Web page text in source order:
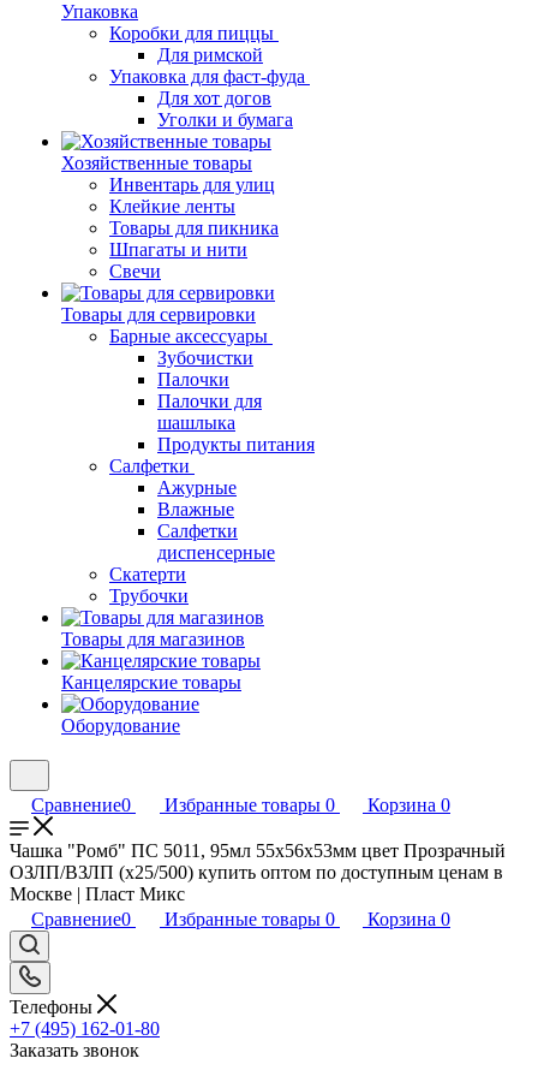
Упаковка
Коробки для пиццы
Для римской
Упаковка для фаст-фуда
Для хот догов
Уголки и бумага
Хозяйственные товары
Инвентарь для улиц
Клейкие ленты
Товары для пикника
Шпагаты и нити
Свечи
Товары для сервировки
Барные аксессуары
Зубочистки
Палочки
Палочки для
шашлыка
Продукты питания
Салфетки
Ажурные
Влажные
Салфетки
диспенсерные
Скатерти
Трубочки
Товары для магазинов
Канцелярские товары
Оборудование
Сравнение0 Избранные товары 0 Корзина 0
Чашка "Ромб" ПС 5011, 95мл 55x56x53мм цвет Прозрачный
ОЗЛП/ВЗЛП (х25/500) купить оптом по доступным ценам в
Москве | Пласт Микс
Сравнение0 Избранные товары 0 Корзина 0
Телефоны
+7 (495) 162-01-80
Заказать звонок